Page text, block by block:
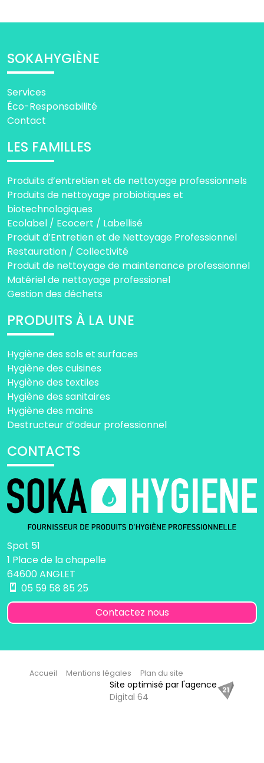
SOKAHYGIÈNE
Services
Éco-Responsabilité
Contact
LES FAMILLES
Produits d’entretien et de nettoyage professionnels
Produits de nettoyage probiotiques et
biotechnologiques
Ecolabel / Ecocert / Labellisé
Produit d’Entretien et de Nettoyage Professionnel
Restauration / Collectivité
Produit de nettoyage de maintenance professionnel
Matériel de nettoyage professionel
Gestion des déchets
PRODUITS À LA UNE
Hygiène des sols et surfaces
Hygiène des cuisines
Hygiène des textiles
Hygiène des sanitaires
Hygiène des mains
Destructeur d’odeur professionnel
CONTACTS
Spot 51
1 Place de la chapelle
64600 ANGLET
05 59 58 85 25
Contactez nous
Accueil Mentions légales Plan du site
Site optimisé par l'agence
Digital 64